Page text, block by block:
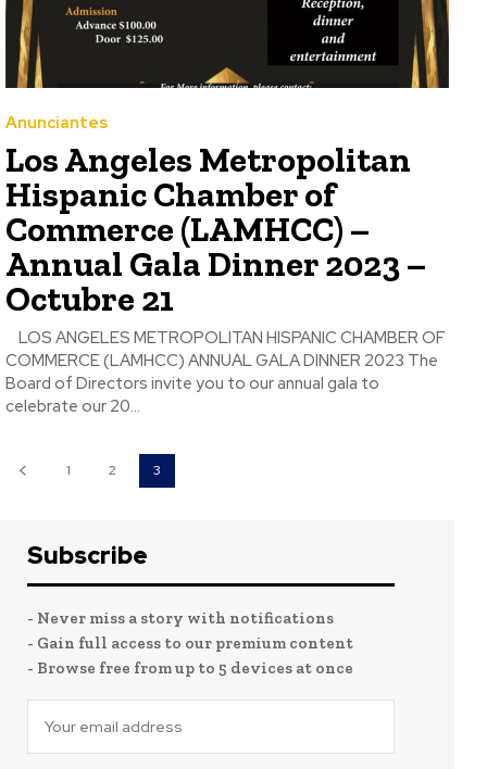
Anunciantes
Los Angeles Metropolitan
Hispanic Chamber of
Commerce (LAMHCC) –
Annual Gala Dinner 2023 –
Octubre 21
COMMERCE (LAMHCC) ANNUAL GALA DINNER 2023 The
Board of Directors invite you to our annual gala to
celebrate our 20...
1 2 3
Subscribe
- Never miss a story with notifications
- Gain full access to our premium content
- Browse free from up to 5 devices at once